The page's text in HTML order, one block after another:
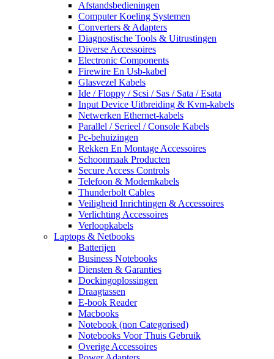
Afstandsbedieningen
Computer Koeling Systemen
Converters & Adapters
Diagnostische Tools & Uitrustingen
Diverse Accessoires
Electronic Components
Firewire En Usb-kabel
Glasvezel Kabels
Ide / Floppy / Scsi / Sas / Sata / Esata
Input Device Uitbreiding & Kvm-kabels
Netwerken Ethernet-kabels
Parallel / Serieel / Console Kabels
Pc-behuizingen
Rekken En Montage Accessoires
Schoonmaak Producten
Secure Access Controls
Telefoon & Modemkabels
Thunderbolt Cables
Veiligheid Inrichtingen & Accessoires
Verlichting Accessoires
Verloopkabels
Laptops & Netbooks
Batterijen
Business Notebooks
Diensten & Garanties
Dockingoplossingen
Draagtassen
E-book Reader
Macbooks
Notebook (non Categorised)
Notebooks Voor Thuis Gebruik
Overige Accessoires